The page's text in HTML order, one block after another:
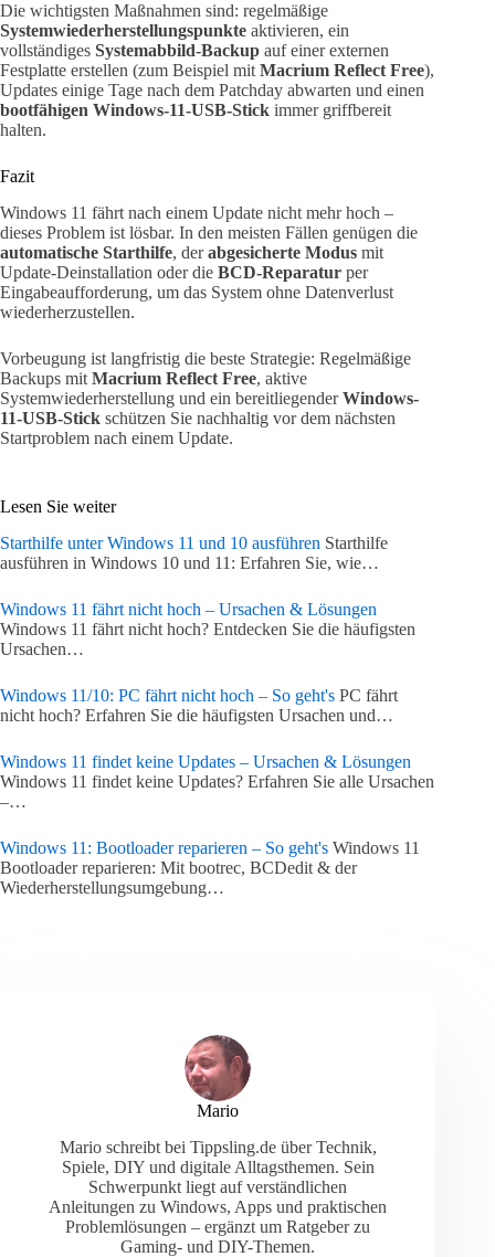
Die wichtigsten Maßnahmen sind: regelmäßige
Systemwiederherstellungspunkte aktivieren, ein
vollständiges Systemabbild-Backup auf einer externen
Festplatte erstellen (zum Beispiel mit Macrium Reflect Free),
Updates einige Tage nach dem Patchday abwarten und einen
bootfähigen Windows-11-USB-Stick immer griffbereit
halten.
Fazit
Windows 11 fährt nach einem Update nicht mehr hoch –
dieses Problem ist lösbar. In den meisten Fällen genügen die
automatische Starthilfe, derabgesicherte Modus mit
Update-Deinstallation oder die BCD-Reparatur per
Eingabeaufforderung, um das System ohne Datenverlust
wiederherzustellen.
Vorbeugung ist langfristig die beste Strategie: Regelmäßige
Backups mit Macrium Reflect Free, aktive
Systemwiederherstellung und ein bereitliegenderWindows-
11-USB-Stick schützen Sie nachhaltig vor dem nächsten
Startproblem nach einem Update.
Lesen Sie weiter
Starthilfe unter Windows 11 und 10 ausführen Starthilfe
ausführen in Windows 10 und 11: Erfahren Sie, wie…
Windows 11 fährt nicht hoch – Ursachen & Lösungen
Windows 11 fährt nicht hoch? Entdecken Sie die häufigsten
Ursachen…
Windows 11/10: PC fährt nicht hoch – So geht's PC fährt
nicht hoch? Erfahren Sie die häufigsten Ursachen und…
Windows 11 findet keine Updates – Ursachen & Lösungen
Windows 11 findet keine Updates? Erfahren Sie alle Ursachen
–…
Windows 11: Bootloader reparieren – So geht's Windows 11
Bootloader reparieren: Mit bootrec, BCDedit & der
Wiederherstellungsumgebung…
Mario
Mario schreibt bei Tippsling.de über Technik,
Spiele, DIY und digitale Alltagsthemen. Sein
Schwerpunkt liegt auf verständlichen
Anleitungen zu Windows, Apps und praktischen
Problemlösungen – ergänzt um Ratgeber zu
Gaming- und DIY-Themen.